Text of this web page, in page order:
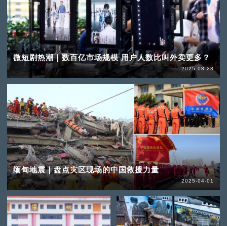
微短剧热潮｜数百亿市场规模 用户人数比叫外卖更多？
2025-08-28
缅甸地震｜盘点灾区现场的中国救援力量
2025-04-01